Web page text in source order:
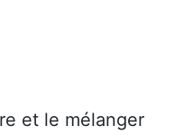
et le mélanger